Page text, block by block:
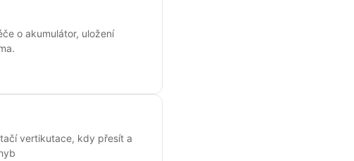
o akumulátor, uložení
vertikutace, kdy přesít a